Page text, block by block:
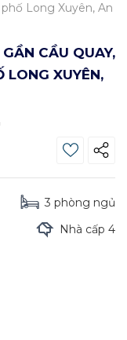
Long Xuyên, An
CẦU QUAY,
LONG XUYÊN,
3 phòng ngủ
Nhà cấp 4